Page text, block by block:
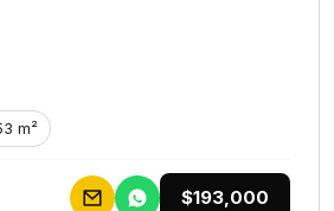
m²
$193,000